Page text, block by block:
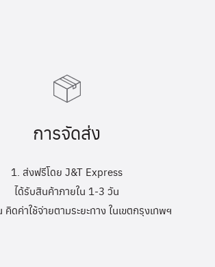
การจัดส่ง
1. ส่งฟรีโดย J&T Express
ได้รับสินค้าภายใน 1-3 วัน
ดค่าใช้จ่ายตามระยะทาง ในเขตกรุงเทพฯ